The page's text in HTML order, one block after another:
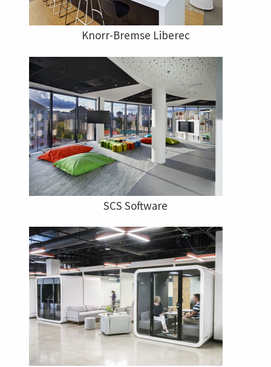
Knorr-Bremse Liberec
SCS Software